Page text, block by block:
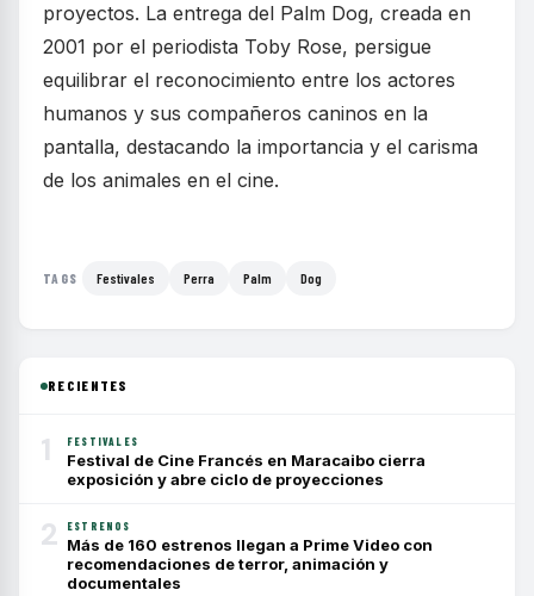
proyectos. La entrega del Palm Dog, creada en
2001 por el periodista Toby Rose, persigue
equilibrar el reconocimiento entre los actores
humanos y sus compañeros caninos en la
pantalla, destacando la importancia y el carisma
de los animales en el cine.
TAGS Festivales Perra Palm Dog
RECIENTES
1 FESTIVALES
Festival de Cine Francés en Maracaibo cierra
exposición y abre ciclo de proyecciones
2 ESTRENOS
Más de 160 estrenos llegan a Prime Video con
recomendaciones de terror, animación y
documentales